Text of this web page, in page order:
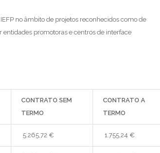
no âmbito de projetos reconhecidos como de
promotoras e centros de interface
CONTRATO SEM
TERMO
CONTRATO A
TERMO
5.265,72 € 1.755,24 €